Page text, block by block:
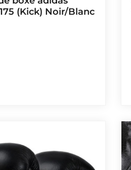
(Kick) Noir/Blanc